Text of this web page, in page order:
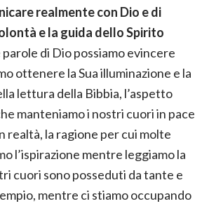
realmente con Dio e di
e la guida dello Spirito
parole di Dio possiamo evincere
ottenere la Sua illuminazione e la
lettura della Bibbia, l’aspetto
manteniamo i nostri cuori in pace
realtà, la ragione per cui molte
l’ispirazione mentre leggiamo la
cuori sono posseduti da tante e
mentre ci stiamo occupando